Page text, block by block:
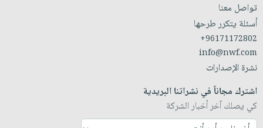
تواصل معنا
أسئلة يتكرر طرحها
+96171172802
info@nwf.com
نشرة الإصدارات
اشترك مجاناً في نشراتنا البريدية
كي يصلك آخر أخبار الشركة